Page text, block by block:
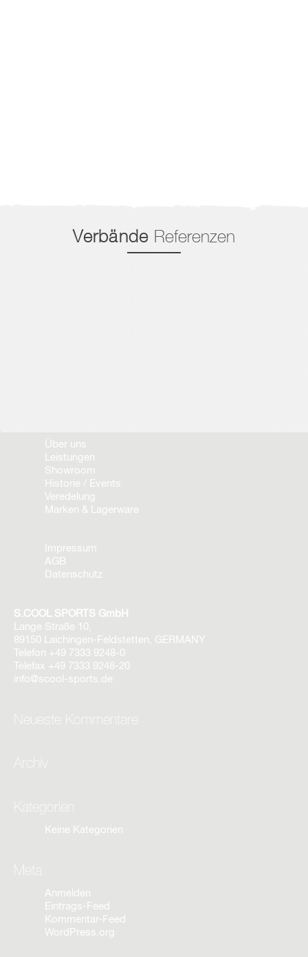
Verbände Referenzen
Über uns
Leistungen
Showroom
Historie / Events
Veredelung
Marken & Lagerware
Impressum
AGB
Datenschutz
S.COOL SPORTS GmbH
Lange Straße 10,
89150 Laichingen-Feldstetten, GERMANY
Telefon +49 7333 9248-0
Telefax +49 7333 9248-20
info@scool-sports.de
Neueste Kommentare
Archiv
Kategorien
Keine Kategorien
Meta
Anmelden
Eintrags-Feed
Kommentar-Feed
WordPress.org